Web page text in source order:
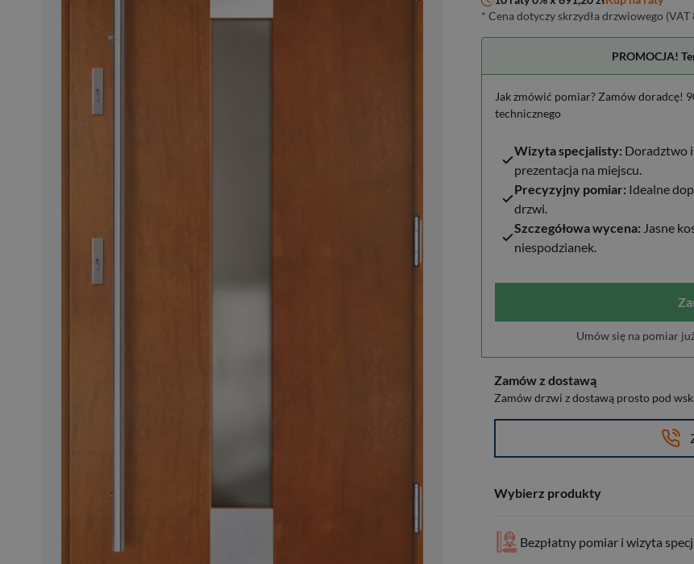
* Cena dotyczy skrzydła drzwiowego
PROMOCJA!
Jak zmówić pomiar? Zamów doradcę!
technicznego
Wizyta specjalisty: Doradztwo i
prezentacja na miejscu.
Precyzyjny pomiar: Idealne
drzwi.
Szczegółowa wycena: Jasne
niespodzianek.
Umów się na pomiar
Zamów z dostawą
Zamów drzwi z dostawą prosto pod
Wybierz produkty
Bezpłatny pomiar i wizyta